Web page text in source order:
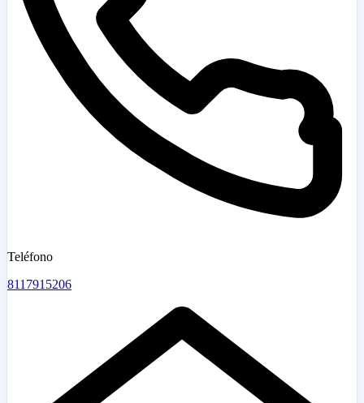
Teléfono
8117915206